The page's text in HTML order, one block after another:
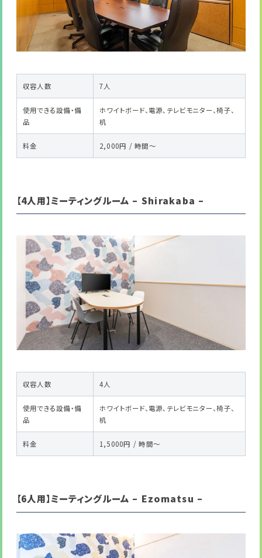
収容人数 7人
使用できる設備・備
品
ホワイトボード、電源、テレビモニター、椅子、
机
料金 2,000円 / 時間～
【4人用】ミーティングルーム – Shirakaba –
収容人数 4人
使用できる設備・備
品
ホワイトボード、電源、テレビモニター、椅子、
机
料金 1,5000円 / 時間～
【6人用】ミーティングルーム – Ezomatsu –